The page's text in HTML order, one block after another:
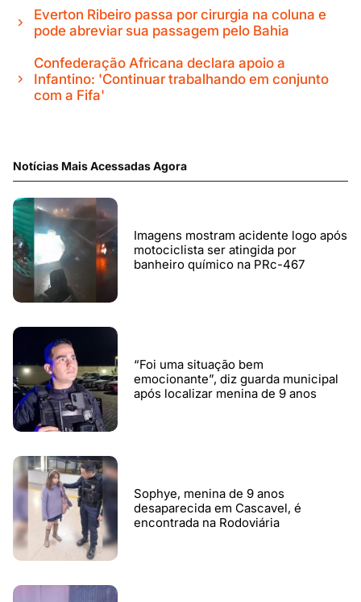
Everton Ribeiro passa por cirurgia na coluna e
pode abreviar sua passagem pelo Bahia
Confederação Africana declara apoio a
Infantino: 'Continuar trabalhando em conjunto
com a Fifa'
Notícias Mais Acessadas Agora
Imagens mostram acidente logo após
motociclista ser atingida por
banheiro químico na PRc-467
“Foi uma situação bem
emocionante”, diz guarda municipal
após localizar menina de 9 anos
Sophye, menina de 9 anos
desaparecida em Cascavel, é
encontrada na Rodoviária